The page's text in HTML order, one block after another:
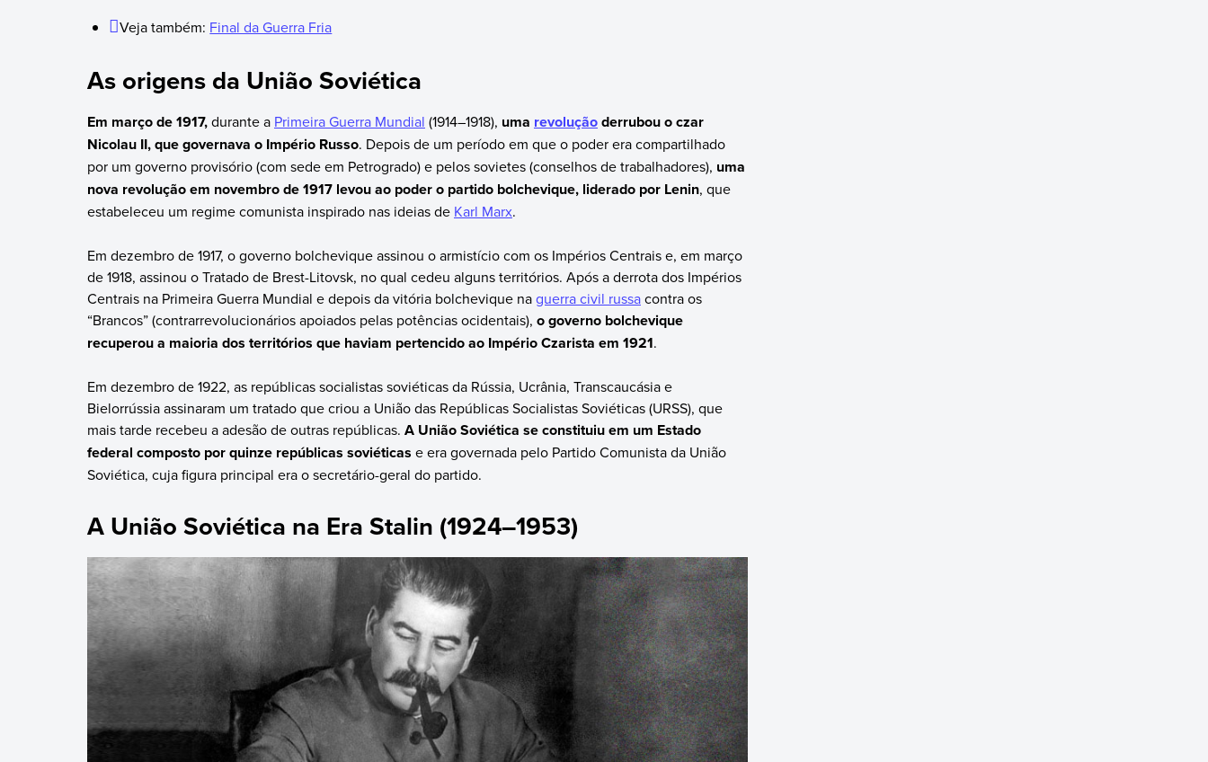
Veja também: Final da Guerra Fria
As origens da União Soviética
Em março de 1917,durante a Primeira Guerra Mundial (1914–1918), uma revoluçãoderrubou o czar
Nicolau II, que governava o Império Russo. Depois de um período em que o poder era compartilhado
por um governo provisório (com sede em Petrogrado) e pelos sovietes (conselhos de trabalhadores), uma
nova revolução em novembro de 1917 levou ao poder o partido bolchevique, liderado por Lenin, que
estabeleceu um regime comunista inspirado nas ideias de Karl Marx.
Em dezembro de 1917, o governo bolchevique assinou o armistício com os Impérios Centrais e, em março
de 1918, assinou o Tratado de Brest-Litovsk, no qual cedeu alguns territórios. Após a derrota dos Impérios
Centrais na Primeira Guerra Mundial e depois da vitória bolchevique naguerra civil russacontra os
“Brancos” (contrarrevolucionários apoiados pelas potências ocidentais), o governo bolchevique
recuperou a maioria dos territórios que haviam pertencido ao Império Czarista em 1921.
Em dezembro de 1922, as repúblicas socialistas soviéticas da Rússia, Ucrânia, Transcaucásia e
Bielorrússia assinaram um tratado que criou a União das Repúblicas Socialistas Soviéticas (URSS), que
mais tarde recebeu a adesão de outras repúblicas. A União Soviética se constituiu em um Estado
federal composto por quinze repúblicas soviéticas e era governada pelo Partido Comunista da União
Soviética, cuja figura principal era o secretário-geral do partido.
A União Soviética na Era Stalin (1924–1953)